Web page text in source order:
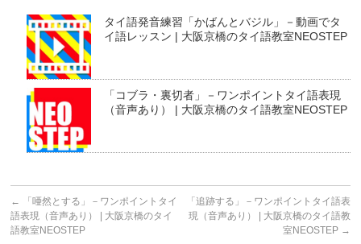
タイ語発音練習「かばんとバジル」－動画でタ
イ語レッスン | 大阪京橋のタイ語教室NEOSTEP
「コブラ・裏切者」－ワンポイントタイ語表現
（音声あり） | 大阪京橋のタイ語教室NEOSTEP
←
「唖然とする」－ワンポイントタイ
語表現（音声あり） | 大阪京橋のタイ
語教室NEOSTEP
「追跡する」－ワンポイントタイ語表
現（音声あり） | 大阪京橋のタイ語教
室NEOSTEP →